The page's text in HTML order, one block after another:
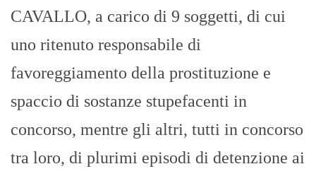
CAVALLO, a carico di 9 soggetti, di cui
uno ritenuto responsabile di
favoreggiamento della prostituzione e
spaccio di sostanze stupefacenti in
concorso, mentre gli altri, tutti in concorso
tra loro, di plurimi episodi di detenzione ai